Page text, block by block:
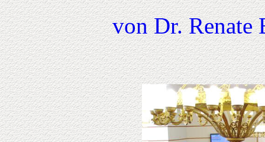
von Dr. Renate